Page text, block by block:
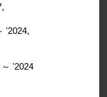
'2024,
'2024